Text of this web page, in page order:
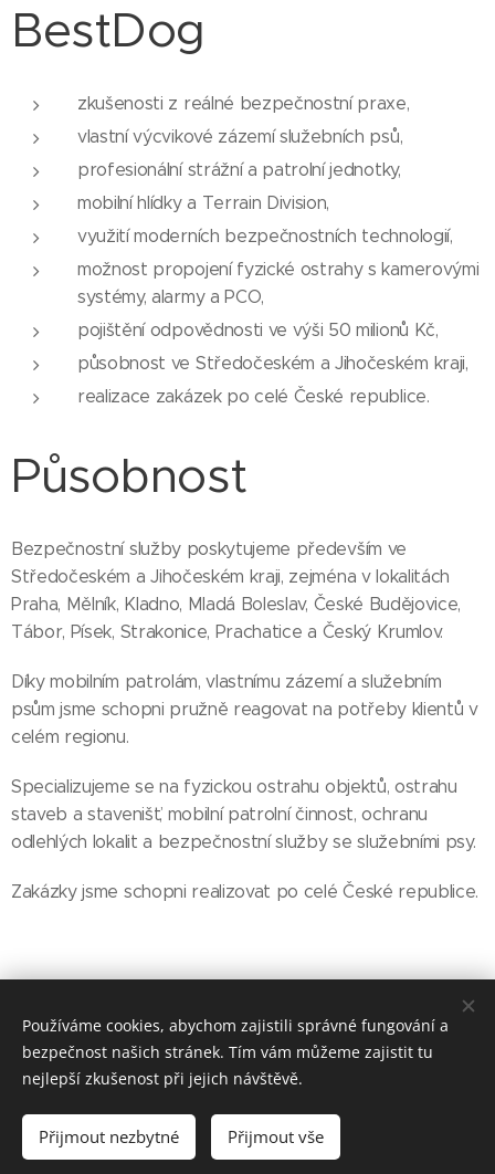
BestDog
zkušenosti z reálné bezpečnostní praxe,
vlastní výcvikové zázemí služebních psů,
profesionální strážní a patrolní jednotky,
mobilní hlídky a Terrain Division,
využití moderních bezpečnostních technologií,
možnost propojení fyzické ostrahy s kamerovými
systémy, alarmy a PCO,
pojištění odpovědnosti ve výši 50 milionů Kč,
působnost ve Středočeském a Jihočeském kraji,
realizace zakázek po celé České republice.
Působnost
Bezpečnostní služby poskytujeme především ve
Středočeském a Jihočeském kraji, zejména v lokalitách
Praha, Mělník, Kladno, Mladá Boleslav, České Budějovice,
Tábor, Písek, Strakonice, Prachatice a Český Krumlov.
Díky mobilním patrolám, vlastnímu zázemí a služebním
psům jsme schopni pružně reagovat na potřeby klientů v
celém regionu.
Specializujeme se na fyzickou ostrahu objektů, ostrahu
staveb a stavenišť, mobilní patrolní činnost, ochranu
odlehlých lokalit a bezpečnostní služby se služebními psy.
Zakázky jsme schopni realizovat po celé České republice.
Tel.:+420 732 494 268
Vytvořeno službou Webnode Cookies
Používáme cookies, abychom zajistili správné fungování a
bezpečnost našich stránek. Tím vám můžeme zajistit tu
nejlepší zkušenost při jejich návštěvě.
Přijmout nezbytné Přijmout vše